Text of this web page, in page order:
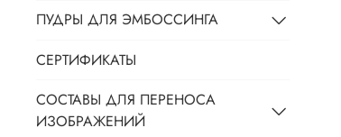
ПУДРЫ ДЛЯ ЭМБОССИНГА
СЕРТИФИКАТЫ
СОСТАВЫ ДЛЯ ПЕРЕНОСА
ИЗОБРАЖЕНИЙ